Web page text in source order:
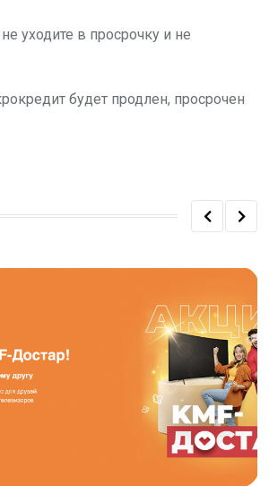
уходите в просрочку и не
будет продлен, просрочен